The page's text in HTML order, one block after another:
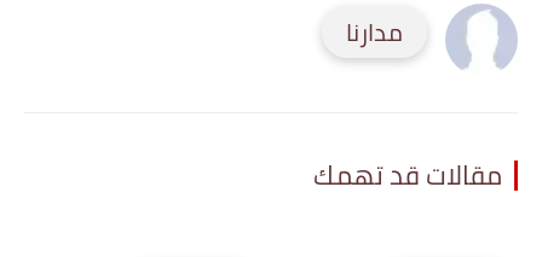
مدارنا
مقالات قد تهمك